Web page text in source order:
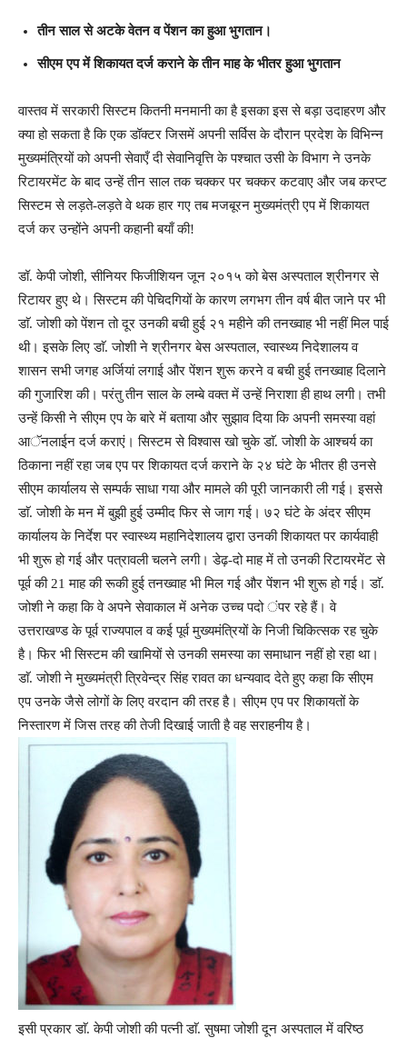
तीन साल से अटके वेतन व पेंशन का हुआ भुगतान।
सीएम एप में शिकायत दर्ज कराने के तीन माह के भीतर हुआ भुगतान
वास्तव में सरकारी सिस्टम कितनी मनमानी का है इसका इस से बड़ा उदाहरण और
क्या हो सकता है कि एक डॉक्टर जिसमें अपनी सर्विस के दौरान प्रदेश के विभिन्न
मुख्यमंत्रियों को अपनी सेवाएँ दी सेवानिवृत्ति के पश्चात उसी के विभाग ने उनके
रिटायरमेंट के बाद उन्हें तीन साल तक चक्कर पर चक्कर कटवाए और जब करप्ट
सिस्टम से लड़ते-लड़ते वे थक हार गए तब मजबूरन मुख्यमंत्री एप में शिकायत
दर्ज कर उन्होंने अपनी कहानी बयाँ की!
डॉ. केपी जोशी, सीनियर फिजीशियन जून २०१५ को बेस अस्पताल श्रीनगर से
रिटायर हुए थे। सिस्टम की पेचिदगियों के कारण लगभग तीन वर्ष बीत जाने पर भी
डाॅ. जोशी को पेंशन तो दूर उनकी बची हुई २१ महीने की तनख्वाह भी नहीं मिल पाई
थी। इसके लिए डाॅ. जोशी ने श्रीनगर बेस अस्पताल, स्वास्थ्य निदेशालय व
शासन सभी जगह अर्जियां लगाई और पेंशन शुरू करने व बची हुई तनख्वाह दिलाने
की गुजारिश की। परंतु तीन साल के लम्बे वक्त में उन्हें निराशा ही हाथ लगी। तभी
उन्हें किसी ने सीएम एप के बारे में बताया और सुझाव दिया कि अपनी समस्या वहां
आॅनलाईन दर्ज कराएं। सिस्टम से विश्वास खो चुके डाॅ. जोशी के आश्चर्य का
ठिकाना नहीं रहा जब एप पर शिकायत दर्ज कराने के २४ घंटे के भीतर ही उनसे
सीएम कार्यालय से सम्पर्क साधा गया और मामले की पूरी जानकारी ली गई। इससे
डाॅ. जोशी के मन में बुझी हुई उम्मीद फिर से जाग गई। ७२ घंटे के अंदर सीएम
कार्यालय के निर्देश पर स्वास्थ्य महानिदेशालय द्वारा उनकी शिकायत पर कार्यवाही
भी शुरू हो गई और पत्रावली चलने लगी। डेढ़-दो माह में तो उनकी रिटायरमेंट से
पूर्व की 21 माह की रूकी हुई तनख्वाह भी मिल गई और पेंशन भी शुरू हो गई। डाॅ.
जोशी ने कहा कि वे अपने सेवाकाल में अनेक उच्च पदो ंपर रहे हैं। वे
उत्तराखण्ड के पूर्व राज्यपाल व कई पूर्व मुख्यमंत्रियों के निजी चिकित्सक रह चुके
है। फिर भी सिस्टम की खामियों से उनकी समस्या का समाधान नहीं हो रहा था।
डाॅ. जोशी ने मुख्यमंत्री त्रिवेन्द्र सिंह रावत का धन्यवाद देते हुए कहा कि सीएम
एप उनके जैसे लोगों के लिए वरदान की तरह है। सीएम एप पर शिकायतों के
निस्तारण में जिस तरह की तेजी दिखाई जाती है वह सराहनीय है।
इसी प्रकार डाॅ. केपी जोशी की पत्नी डाॅ. सुषमा जोशी दून अस्पताल में वरिष्ठ